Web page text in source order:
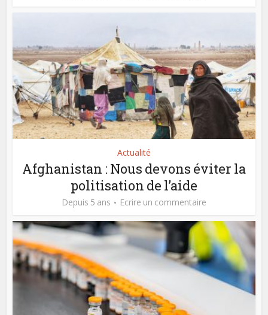
Actualité
Afghanistan : Nous devons éviter la
politisation de l’aide
Depuis 5 ans Ecrire un commentaire